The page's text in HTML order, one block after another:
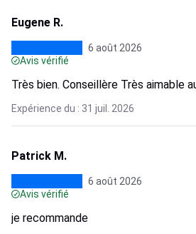
Eugene R.
6 août 2026
Avis vérifié
Très bien. Conseillère Très aimable
Expérience du : 31 juil. 2026
Patrick M.
6 août 2026
Avis vérifié
je recommande